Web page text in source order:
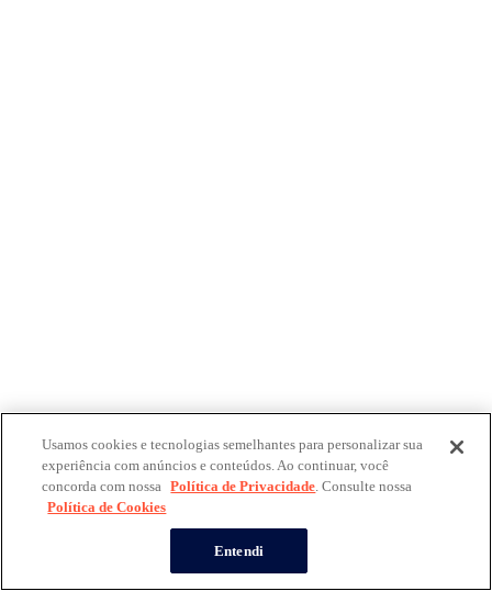
Usamos cookies e tecnologias semelhantes para personalizar sua
experiência com anúncios e conteúdos. Ao continuar, você
concorda com nossa Política de Privacidade. Consulte nossa
Política de Cookies
Entendi